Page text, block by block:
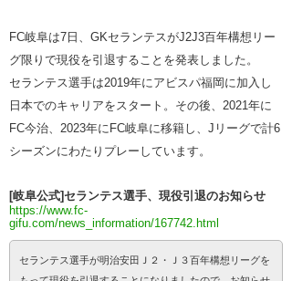
FC岐阜は7日、GKセランテスがJ2J3百年構想リー
グ限りで現役を引退することを発表しました。
セランテス選手は2019年にアビスパ福岡に加入し
日本でのキャリアをスタート。その後、2021年に
FC今治、2023年にFC岐阜に移籍し、Jリーグで計6
シーズンにわたりプレーしています。
[岐阜公式]セランテス選手、現役引退のお知らせ
https://www.fc-
gifu.com/news_information/167742.html
セランテス選手が明治安田Ｊ２・Ｊ３百年構想リーグを